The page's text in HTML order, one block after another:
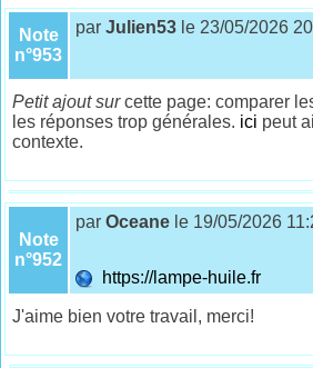
Note
n°953
parJulien53 le 23/05/2026
Petit ajout surcette page: comparer
les réponses trop générales. ici peut
contexte.
Note
n°952
parOceane le 19/05/2026
https://lampe-huile.fr
J'aime bien votre travail, merci!